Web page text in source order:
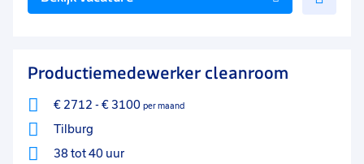
Productiemedewerker cleanroom
€ 2712 - € 3100 per maand
Tilburg
38 tot 40 uur